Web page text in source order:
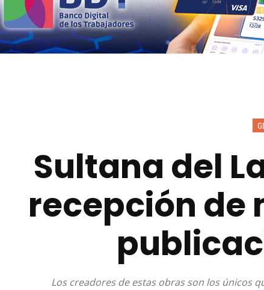
Sultana del
recepción de
Los creadores de estas obras son los únicos